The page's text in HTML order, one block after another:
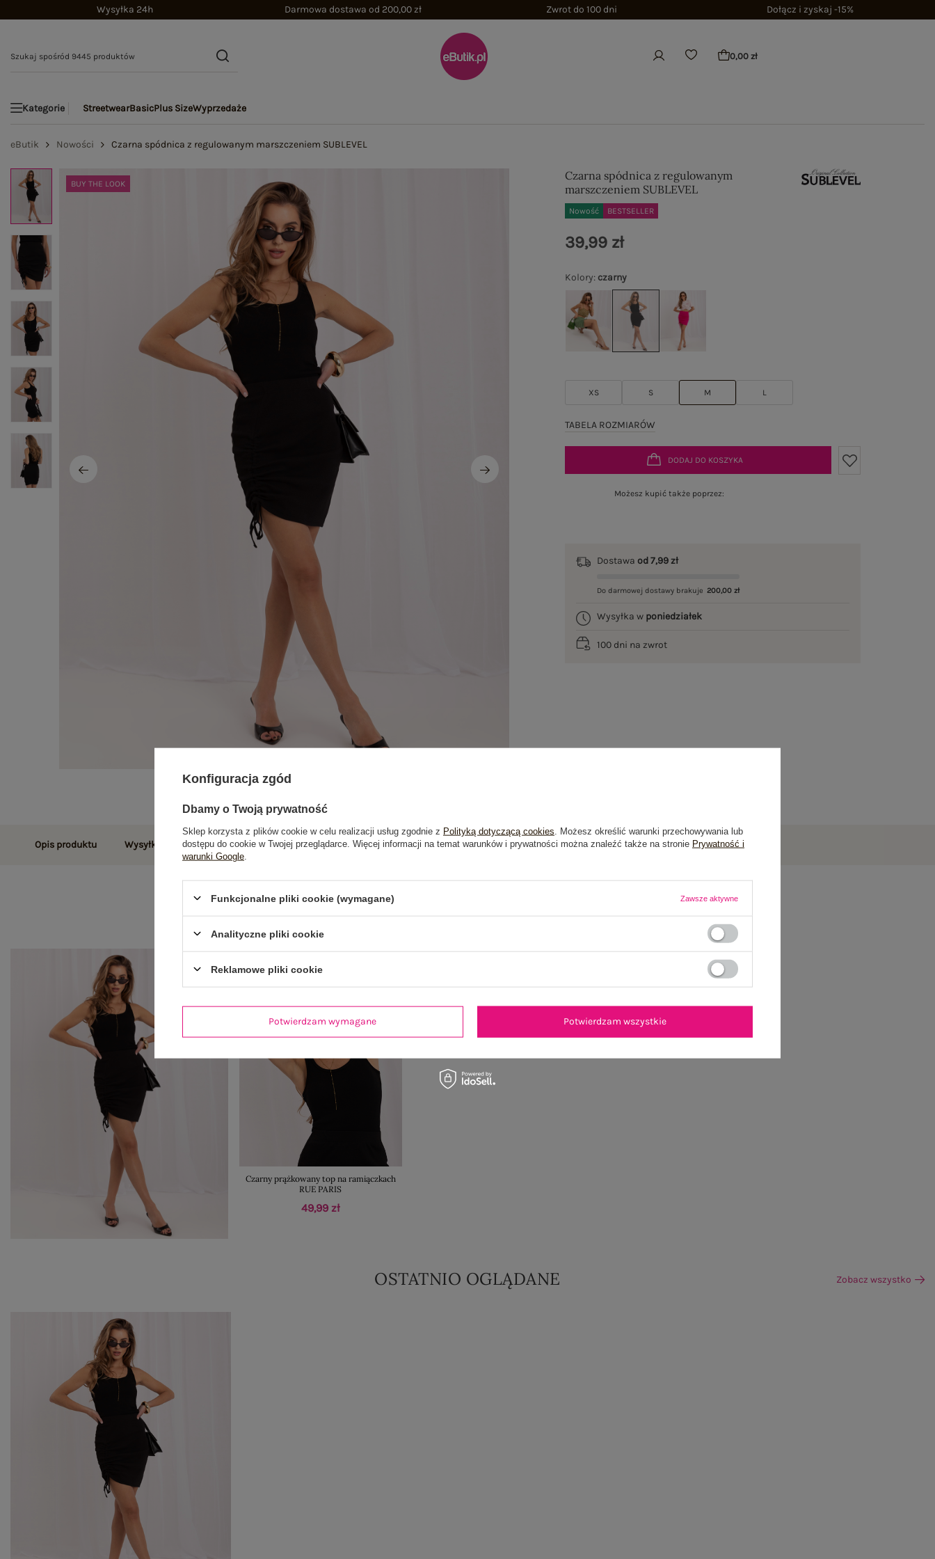
Wysyłka 24h Darmowa dostawa od 200,00 zł Zwrot do 100 dni Dołącz i zyskaj -15%
0,00 zł
Kategorie StreetwearBasicPlus SizeWyprzedaże
eButik Nowości Czarna spódnica z regulowanym marszczeniem SUBLEVEL
BUY THE LOOK
Czarna spódnica z regulowanym
marszczeniem SUBLEVEL
Nowość BESTSELLER
Kolory: czarny
XS S M L
TABELA ROZMIARÓW
39,99 zł
DODAJ DO KOSZYKA
Możesz kupić także poprzez:
Dostawaod 7,99 zł
Do darmowej dostawy brakuje 200,00 zł
Wysyłka w poniedziałek
100 dni na zwrot
Opis produktu Wysyłka i dostawa Zwroty i reklamacje Opinie o produkcie(0)
Czarny prążkowany top na ramiączkach
RUE PARIS
49,99 zł
OSTATNIO OGLĄDANE Zobacz wszystko
Konfiguracja zgód
Dbamy o Twoją prywatność
Sklep korzysta z plików cookie w celu realizacji usług zgodnie z Polityką dotyczącą cookies . Możesz określić warunki przechowywania lub
dostępu do cookie w Twojej przeglądarce. Więcej informacji na temat warunków i prywatności można znaleźć także na stronie Prywatność i
warunki Google
Funkcjonalne pliki cookie (wymagane) Zawsze aktywne
Analityczne pliki cookie
Reklamowe pliki cookie
Potwierdzam wymagane Potwierdzam wszystkie